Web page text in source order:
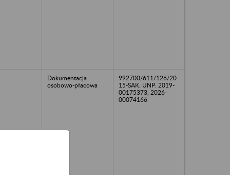
Dokumentacja
osobowo-płacowa
992700/611/126/20
15-SAK; UNP: 2019-
00175373, 2026-
00074166